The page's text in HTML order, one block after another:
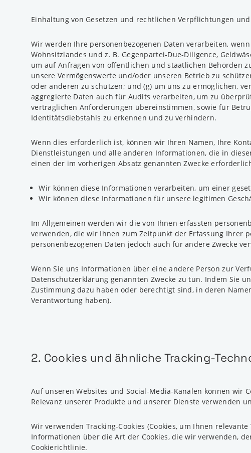
Einhaltung von Gesetzen und rechtlichen Verpflichtungen
Wir werden Ihre personenbezogenen Daten verarbeiten,
Wohnsitzlandes und z. B. Gegenpartei-Due-Diligence,
um auf Anfragen von öffentlichen und staatlichen Behörden
unsere Vermögenswerte und/oder unseren Betrieb zu
oder anderen zu schützen; und (g) um uns zu ermöglichen,
aggregierte Daten auch für Audits verarbeiten, um zu
vertraglichen Anforderungen übereinstimmen, sowie für
Identitätsdiebstahls zu erkennen und zu verhindern.
Wenn dies erforderlich ist, können wir Ihren Namen, Ihre
Dienstleistungen und alle anderen Informationen, die in
einen der im vorherigen Absatz genannten Zwecke
Wir können diese Informationen verarbeiten, um einer
Wir können diese Informationen für unsere legitimen
Im Allgemeinen werden wir die von Ihnen erfassten
verwenden, die wir Ihnen zum Zeitpunkt der Erfassung Ihrer
personenbezogenen Daten jedoch auch für andere Zwecke
Wenn Sie uns Informationen über eine andere Person zur
Datenschutzerklärung genannten Zwecke zu tun. Indem Sie
Zustimmung dazu haben oder berechtigt sind, in deren
Verantwortung haben).
2. Cookies und ähnliche Tracking-
Auf unseren Websites und Social-Media-Kanälen können wir
Relevanz unserer Produkte und unserer Dienste verwenden
Wir verwenden Tracking-Cookies (Cookies, um Ihnen
Informationen über die Art der Cookies, die wir verwenden,
Cookierichtlinie.